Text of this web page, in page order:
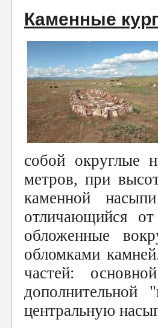
Каменные
собой округлые
метров, при
каменной
отличающийся
обложенные
обломками
частей:
центральную